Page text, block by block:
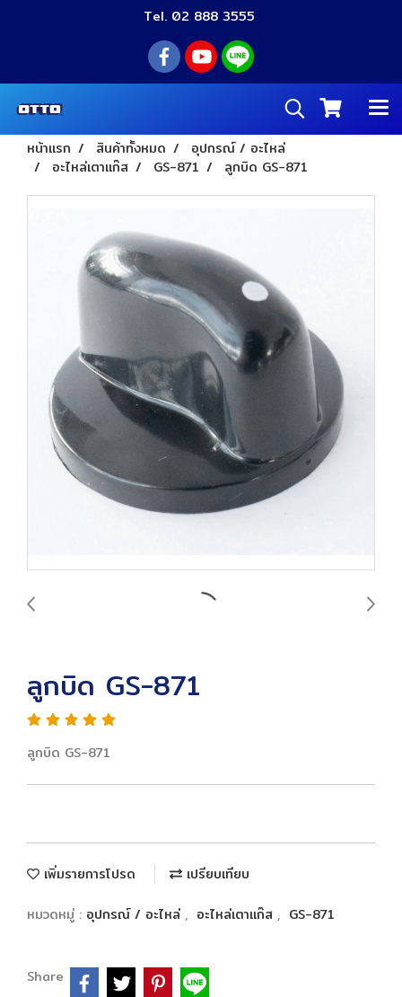
Tel. 02 888 3555
หน้าแรก สินค้าทั้งหมด
อุปกรณ์ / อะไหล่
อะไหล่เตาแก๊ส
GS-871 ลูกบิด GS-871
ลูกบิด GS-871
ลูกบิด GS-871
เพิ่มรายการโปรด เปรียบเทียบ
หมวดหมู่ : อุปกรณ์ / อะไหล่ , อะไหล่เตาแก๊ส , GS-871
Share